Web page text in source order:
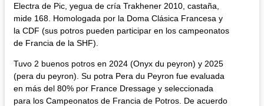
Electra de Pic, yegua de cría Trakhener 2010, castaña,
mide 168. Homologada por la Doma Clásica Francesa y
la CDF (sus potros pueden participar en los campeonatos
de Francia de la SHF).
Tuvo 2 buenos potros en 2024 (Onyx du peyron) y 2025
(pera du peyron). Su potra Pera du Peyron fue evaluada
en más del 80% por France Dressage y seleccionada
para los Campeonatos de Francia de Potros. De acuerdo